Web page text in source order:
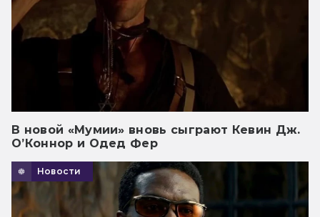
В новой «Мумии» вновь сыграют Кевин Дж.
О’Коннор и Одед Фер
Новости